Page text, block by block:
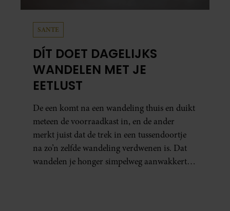
SANTE
DÍT DOET DAGELIJKS
WANDELEN MET JE
EETLUST
De een komt na een wandeling thuis en duikt
meteen de voorraadkast in, en de ander
merkt juist dat de trek in een tussendoortje
na zo’n zelfde wandeling verdwenen is. Dat
wandelen je honger simpelweg aanwakkert,